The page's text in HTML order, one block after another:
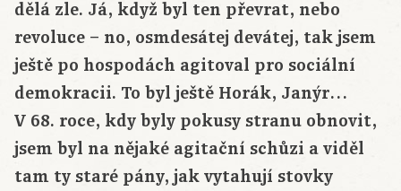
dělá zle. Já, když byl ten převrat, nebo
revoluce – no, osmdesátej devátej, tak jsem
ještě po hospodách agitoval pro sociální
demokracii. To byl ještě Horák, Janýr…
V 68. roce, kdy byly pokusy stranu obnovit,
jsem byl na nějaké agitační schůzi a viděl
tam ty staré pány, jak vytahují stovky